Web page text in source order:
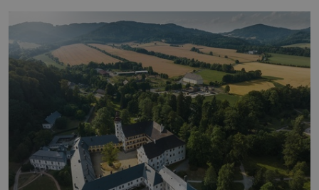
Je to opravdu tak, s věkem jako kdyby se paměť
rozhodla stávkovat. Cvičte